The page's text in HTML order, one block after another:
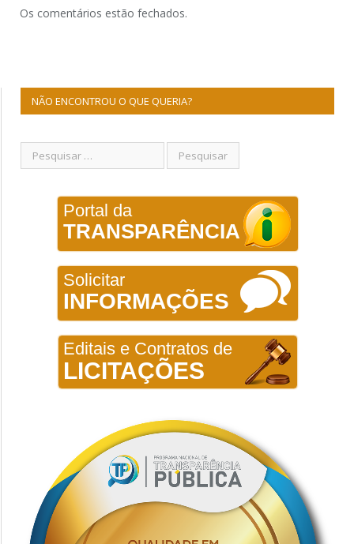
Os comentários estão fechados.
NÃO ENCONTROU O QUE QUERIA?
Portal da
TRANSPARÊNCIA
Solicitar
INFORMAÇÕES
Editais e Contratos de
LICITAÇÕES